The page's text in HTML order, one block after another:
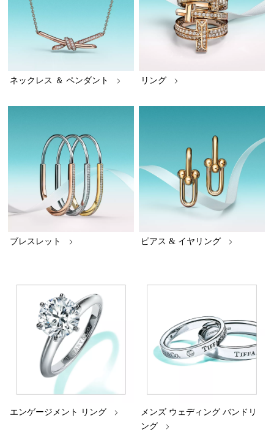
ネックレス ＆ ペンダント リング
ブレスレット ピアス & イヤリング
エンゲージメント リング
メンズ ウェディング バンドリ
ング